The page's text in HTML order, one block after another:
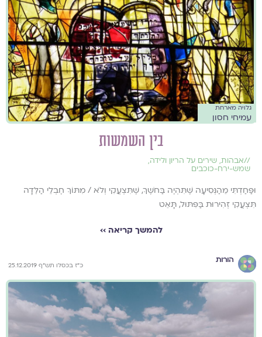
גלויה מארחת
עמיחי חסון
בין השמשות
//אבהות, שירים על הריון ולידה,
שמש-ירח-כוכבים
וּפַּחַדְתִּי מֵהַנְּסִיעָה שֶׁתִּהְיֶה בַּחֹשֶךְ, שֶׁתִּצְעֲקִי וְלֹא / מִתּוֹךְ חֶבְלֵי הַלֵּדָה
תִּצְעֲקִי זְהִירוּת בַּפִּתּוּל, תָּאֵט
להמשך קריאה ››
הורות
כ"ז בכסלו תש"ף 25.12.2019